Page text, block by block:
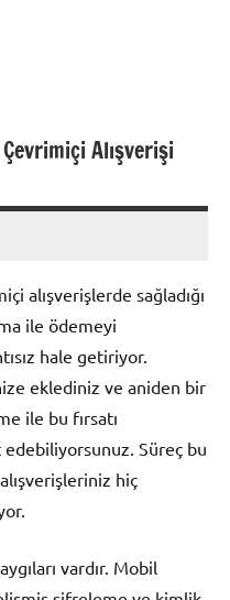
Alışverişi
alışverişlerde sağladığı
ile ödemeyi
hale getiriyor.
eklediniz ve aniden bir
ile bu fırsatı
edebiliyorsunuz. Süreç bu
hiç
vardır. Mobil